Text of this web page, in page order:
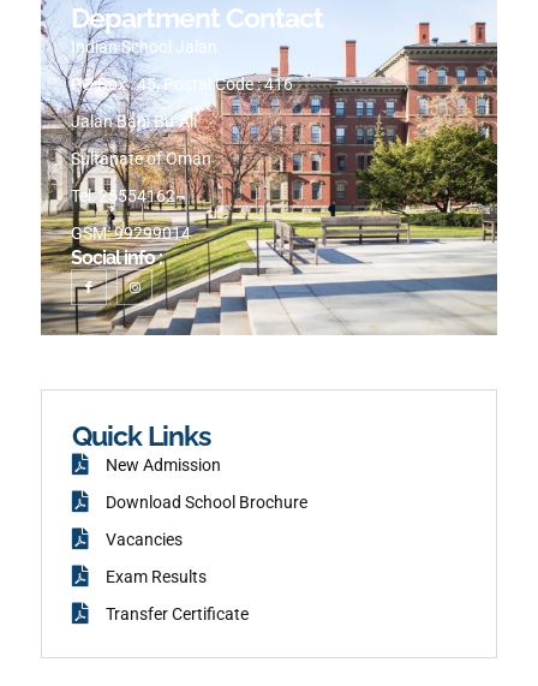
Department Contact
Indian School Jalan
PO Box : 45, Postal Code : 416
Jalan Bani Bu-Ali
Sultanate of Oman
Tel: 25554162
GSM: 99299014
Social info :
I
c
o
n
-
f
o
I
n
s
t
a
g
Quick Links
New Admission
Download School Brochure
Vacancies
Exam Results
Transfer Certificate